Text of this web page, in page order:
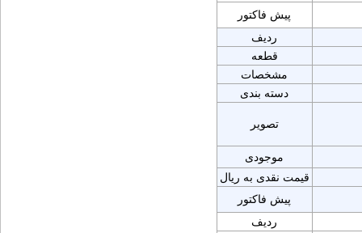
پیش فاکتور
ردیف
قطعه
مشخصات
دسته بندی
تصویر
موجودی
قیمت نقدی به ریال
پیش فاکتور
ردیف